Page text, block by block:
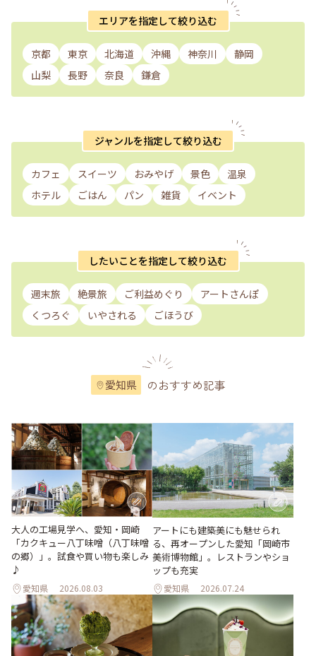
エリアを指定して絞り込む
京都 東京 北海道 沖縄 神奈川
静岡
山梨
長野 奈良 鎌倉
ジャンルを指定して絞り込む
カフェ スイーツ おみやげ 景色
温泉
ホテル
ごはん パン 雑貨 イベント
したいことを指定して絞り込む
週末旅 絶景旅 ご利益めぐり
アートさんぽ
くつろぐ
いやされる ごほうび
愛知県 のおすすめ記事
大人の工場見学へ、愛知・岡崎
「カクキュー八丁味噌（八丁味噌
の郷）」。試食や買い物も楽しみ
♪
愛知県 2026.08.03
アートにも建築美にも魅せられ
る、再オープンした愛知「岡崎市
美術博物館」。レストランやショ
ップも充実
愛知県 2026.07.24